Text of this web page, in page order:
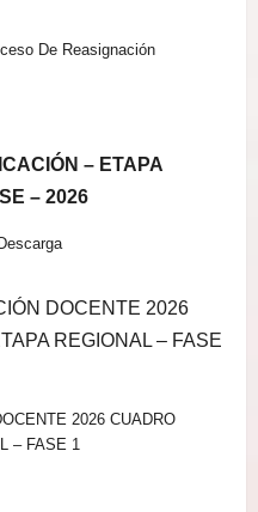
De Reasignación
– ETAPA
– 2026
Descarga
DOCENTE 2026
REGIONAL – FASE
2026 CUADRO
– FASE 1